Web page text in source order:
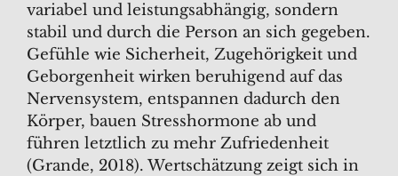
variabel und leistungsabhängig, sondern
stabil und durch die Person an sich gegeben.
Gefühle wie Sicherheit, Zugehörigkeit und
Geborgenheit wirken beruhigend auf das
Nervensystem, entspannen dadurch den
Körper, bauen Stresshormone ab und
führen letztlich zu mehr Zufriedenheit
(Grande, 2018). Wertschätzung zeigt sich in